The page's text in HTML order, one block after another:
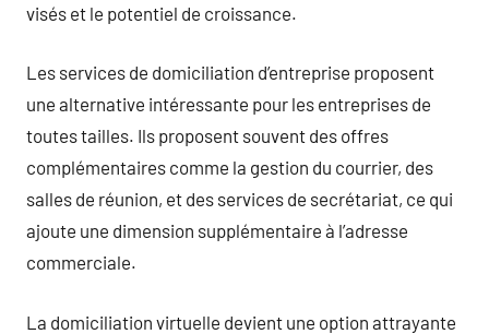
visés et le potentiel de croissance.
Les services de domiciliation d’entreprise proposent
une alternative intéressante pour les entreprises de
toutes tailles. Ils proposent souvent des offres
complémentaires comme la gestion du courrier, des
salles de réunion, et des services de secrétariat, ce qui
ajoute une dimension supplémentaire à l’adresse
commerciale.
La domiciliation virtuelle devient une option attrayante